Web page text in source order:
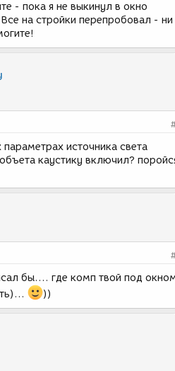
- пока я не выкинул в окно
на стройки перепробовал - ни
источника света
каустику включил?
бы.... где комп твой под
))